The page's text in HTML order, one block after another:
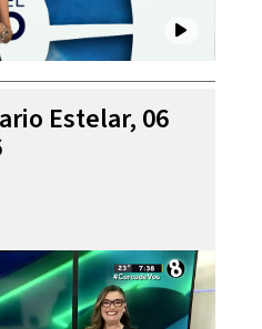
Estelar, 06